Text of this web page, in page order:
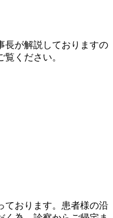
長が解説しておりますの
ください。
ております。患者様の沿